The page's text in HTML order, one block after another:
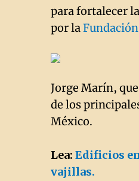
para fortalecer
por la
Jorge Marín,
de los
México.
Lea: Edificios
vajillas.